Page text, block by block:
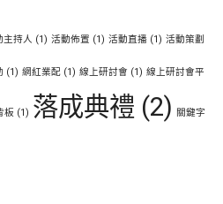
主持人 (1) 活動佈置 (1) 活動直播 (1) 活動策劃
(1) 網紅業配 (1) 線上研討會 (1) 線上研討會平
板 (1) 落成典禮 (2) 關鍵字